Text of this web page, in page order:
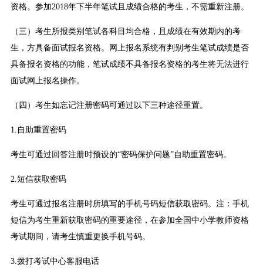
资格。参加2018年下半年笔试且成绩合格的考生，不需重新注册。
（三）考生所报类别笔试各科目均合格，且成绩在有效期内的考
生，方具备面试报名资格。网上报名系统有判别考生笔试成绩是否
具备报名资格的功能，笔试成绩不具备报名资格的考生将无法进行
面试网上报名操作。
（四）考生如忘记注册密码可通过以下三种途径重置。
1.自助重置密码
考生可通过回答注册时预设的“密码保护问题”自助重置密码。
2.短信获取密码
考生可通过报名注册时所填写的手机号码短信获取密码。注：手机
短信为考生重新获取密码的重要途径，在参加全国中小学教师资格
考试期间，请考生慎重更换手机号码。
3.拨打考试中心客服电话